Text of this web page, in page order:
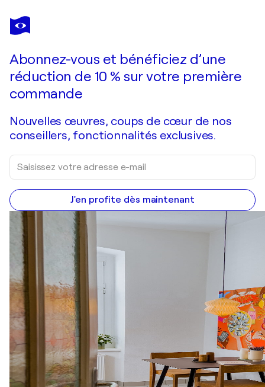
ROSEMARY T MCAULEY
True Charity
Abonnez-vous et bénéficiez d’une
réduction de 10 % sur votre première
commande
Nouvelles œuvres, coups de cœur de nos
conseillers, fonctionnalités exclusives.
J'en profite dès maintenant